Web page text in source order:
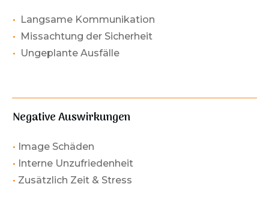
• Langsame Kommunikation
• Missachtung der Sicherheit
• Ungeplante Ausfälle
Negative Auswirkungen
• Image Schäden
• Interne Unzufriedenheit
• Zusätzlich Zeit & Stress